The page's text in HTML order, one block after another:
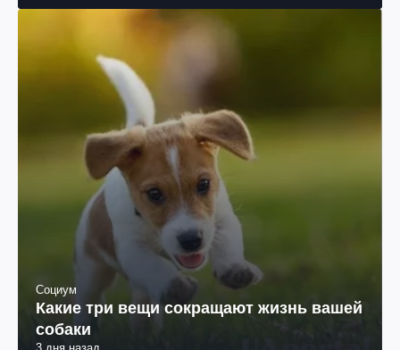
Социум
Какие три вещи сокращают жизнь вашей
собаки